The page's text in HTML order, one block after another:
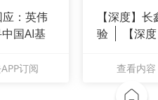
：英伟
国AI基
订阅
【深度】
验
【深
查看内容